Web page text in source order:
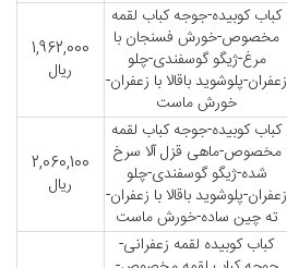
کباب کوبیده-جوجه کباب لقمه
مخصوص-خورش فسنجان با
مرغ-ژیگو گوسفندی-چلو
زعفران-پلوشوید باقالا با زعفران-
خورش ماست
1,962,000
ریال
کباب کوبیده-جوجه کباب لقمه
مخصوص-ماهی قزل آلا سرخ
شده-ژیگو گوسفندی-چلو
زعفران-پلوشوید باقالا با زعفران-
ته چین ساده-خورش ماست
2,060,100
ریال
کباب کوبیده لقمه زعفرانی-